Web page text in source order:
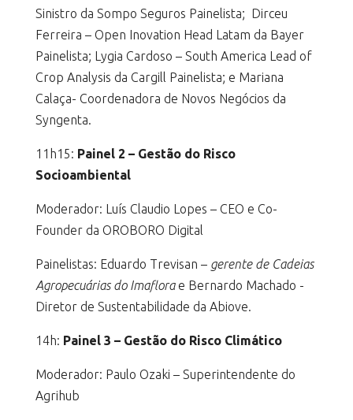
Sinistro da Sompo Seguros Painelista; Dirceu
Ferreira – Open Inovation Head Latam da Bayer
Painelista; Lygia Cardoso – South America Lead of
Crop Analysis da Cargill Painelista; e Mariana
Calaça- Coordenadora de Novos Negócios da
Syngenta.
11h15: Painel 2 – Gestão do Risco
Socioambiental
Moderador: Luís Claudio Lopes – CEO e Co-
Founder da OROBORO Digital
Painelistas: Eduardo Trevisan – gerente de Cadeias
Agropecuárias do Imaflorae Bernardo Machado -
Diretor de Sustentabilidade da Abiove.
14h: Painel 3 – Gestão do Risco Climático
Moderador: Paulo Ozaki – Superintendente do
Agrihub